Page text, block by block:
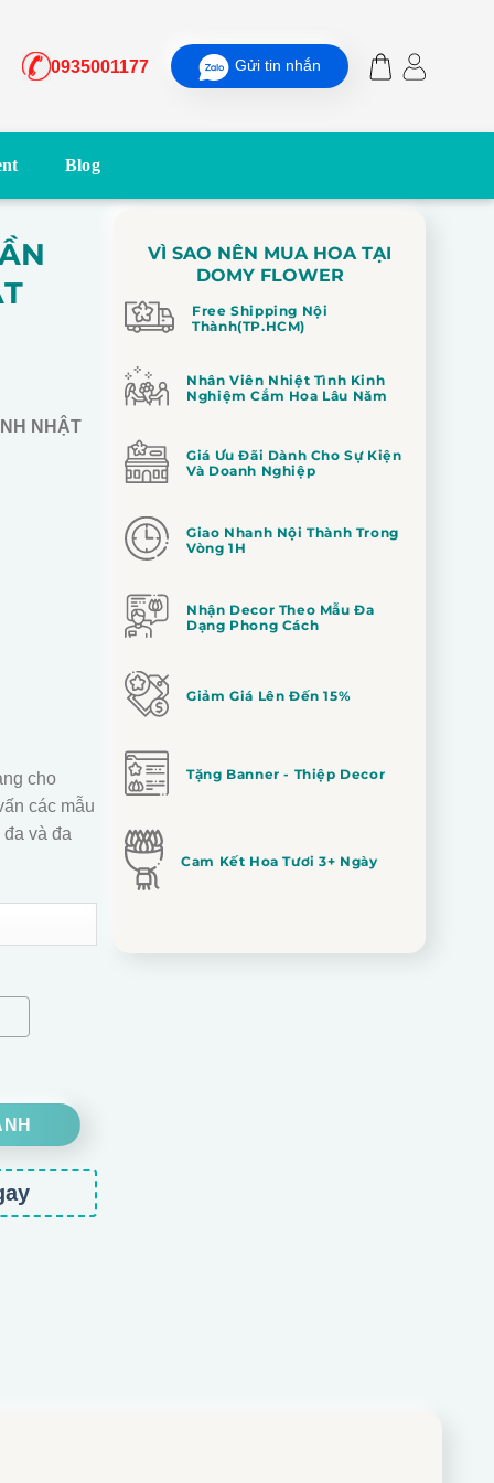
0935001177 Gửi tin nhắn
Blog
NHẬT
cho
các mẫu
và đa
số lượng
VÌ SAO NÊN MUA HOA TẠI
DOMY FLOWER
Free Shipping Nội
Thành(TP.HCM)
Nhân Viên Nhiệt Tình Kinh
Nghiệm Cắm Hoa Lâu Năm
Giá Ưu Đãi Dành Cho Sự Kiện
Và Doanh Nghiệp
Giao Nhanh Nội Thành Trong
Vòng 1H
Nhận Decor Theo Mẫu Đa
Dạng Phong Cách
Giảm Giá Lên Đến 15%
Tặng Banner - Thiệp Decor
Cam Kết Hoa Tươi 3+ Ngày